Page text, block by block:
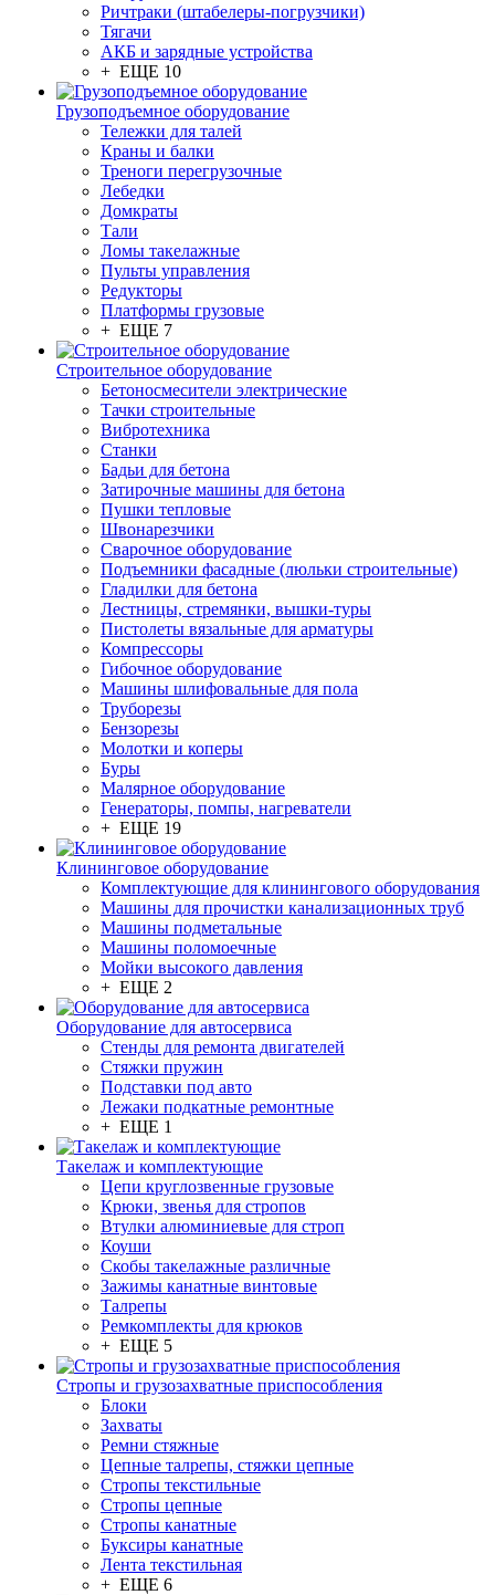
Ричтраки (штабелеры-погрузчики)
Тягачи
АКБ и зарядные устройства
+ ЕЩЕ 10
Грузоподъемное оборудование
Тележки для талей
Краны и балки
Треноги перегрузочные
Лебедки
Домкраты
Тали
Ломы такелажные
Пульты управления
Редукторы
Платформы грузовые
+ ЕЩЕ 7
Строительное оборудование
Бетоносмесители электрические
Тачки строительные
Вибротехника
Станки
Бадьи для бетона
Затирочные машины для бетона
Пушки тепловые
Швонарезчики
Сварочное оборудование
Подъемники фасадные (люльки строительные)
Гладилки для бетона
Лестницы, стремянки, вышки-туры
Пистолеты вязальные для арматуры
Компрессоры
Гибочное оборудование
Машины шлифовальные для пола
Труборезы
Бензорезы
Молотки и коперы
Буры
Малярное оборудование
Генераторы, помпы, нагреватели
+ ЕЩЕ 19
Клининговое оборудование
Комплектующие для клинингового оборудования
Машины для прочистки канализационных труб
Машины подметальные
Машины поломоечные
Мойки высокого давления
+ ЕЩЕ 2
Оборудование для автосервиса
Стенды для ремонта двигателей
Стяжки пружин
Подставки под авто
Лежаки подкатные ремонтные
+ ЕЩЕ 1
Такелаж и комплектующие
Цепи круглозвенные грузовые
Крюки, звенья для стропов
Втулки алюминиевые для строп
Коуши
Скобы такелажные различные
Зажимы канатные винтовые
Талрепы
Ремкомплекты для крюков
+ ЕЩЕ 5
Стропы и грузозахватные приспособления
Блоки
Захваты
Ремни стяжные
Цепные талрепы, стяжки цепные
Стропы текстильные
Стропы цепные
Стропы канатные
Буксиры канатные
Лента текстильная
+ ЕЩЕ 6